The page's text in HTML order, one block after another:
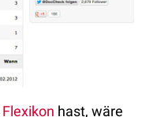
Flexikon hast, wäre